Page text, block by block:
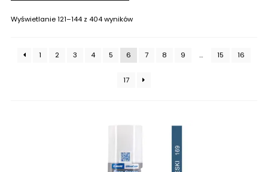
Wyświetlanie 121–144 z 404 wyników
1 2 3 4 5 6 7 8 9 … 15 16
17